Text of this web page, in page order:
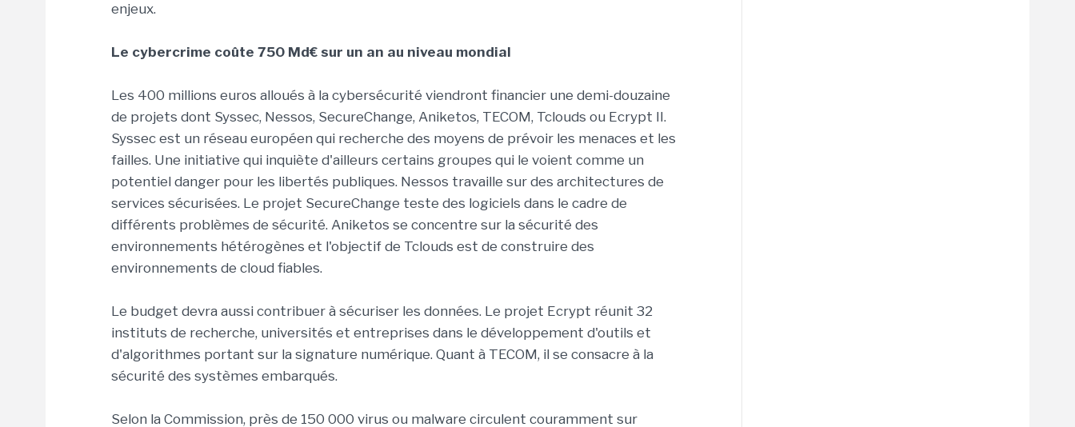
enjeux.
Le cybercrime coûte 750 Md€ sur un an au niveau mondial
Les 400 millions euros alloués à la cybersécurité viendront financier une demi-douzaine
de projets dont Syssec, Nessos, SecureChange, Aniketos, TECOM, Tclouds ou Ecrypt II.
Syssec est un réseau européen qui recherche des moyens de prévoir les menaces et les
failles. Une initiative qui inquiète d'ailleurs certains groupes qui le voient comme un
potentiel danger pour les libertés publiques. Nessos travaille sur des architectures de
services sécurisées. Le projet SecureChange teste des logiciels dans le cadre de
différents problèmes de sécurité. Aniketos se concentre sur la sécurité des
environnements hétérogènes et l'objectif de Tclouds est de construire des
environnements de cloud fiables.
Le budget devra aussi contribuer à sécuriser les données. Le projet Ecrypt réunit 32
instituts de recherche, universités et entreprises dans le développement d'outils et
d'algorithmes portant sur la signature numérique. Quant à TECOM, il se consacre à la
sécurité des systèmes embarqués.
Selon la Commission, près de 150 000 virus ou malware circulent couramment sur